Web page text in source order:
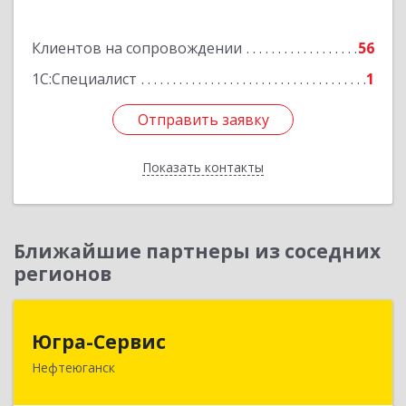
Клиентов на сопровождении
56
1С:Специалист
1
Отправить заявку
Показать контакты
Отправить заявку
Назад
Ближайшие партнеры из соседних
регионов
Югра-Сервис
Нефтеюганск
628303, Ханты-Мансийский Автономный округ